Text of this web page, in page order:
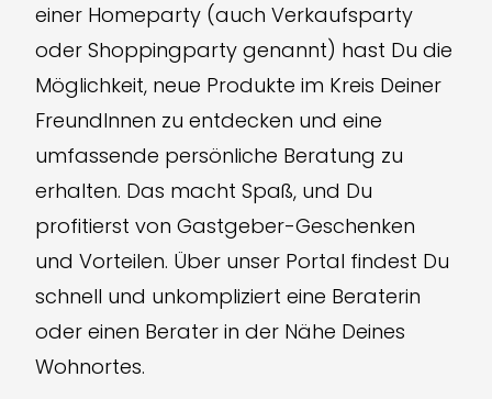
einer Homeparty (auch Verkaufsparty
oder Shoppingparty genannt) hast Du die
Möglichkeit, neue Produkte im Kreis Deiner
FreundInnen zu entdecken und eine
umfassende persönliche Beratung zu
erhalten. Das macht Spaß, und Du
profitierst von Gastgeber-Geschenken
und Vorteilen. Über unser Portal findest Du
schnell und unkompliziert eine Beraterin
oder einen Berater in der Nähe Deines
Wohnortes.